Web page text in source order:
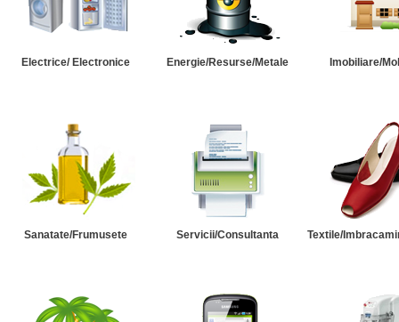
Electrice/ Electronice Energie/Resurse/Metale Imobiliare/
Sanatate/Frumusete Servicii/Consultanta Textile/